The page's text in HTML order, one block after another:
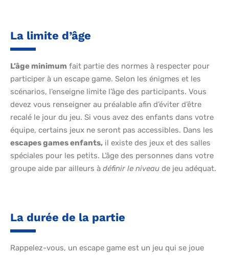
La limite d’âge
L’âge minimum fait partie des normes à respecter pour
participer à un escape game. Selon les énigmes et les
scénarios, l’enseigne limite l’âge des participants. Vous
devez vous renseigner au préalable afin d’éviter d’être
recalé le jour du jeu. Si vous avez des enfants dans votre
équipe, certains jeux ne seront pas accessibles. Dans les
escapes games enfants, il existe des jeux et des salles
spéciales pour les petits. L’âge des personnes dans votre
groupe aide par ailleurs à définir le niveau de jeu adéquat.
La durée de la partie
Rappelez-vous, un escape game est un jeu qui se joue